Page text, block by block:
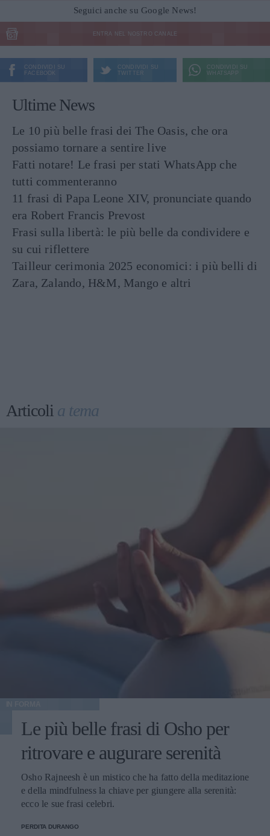
Seguici anche su Google News!
ENTRA NEL NOSTRO CANALE
CONDIVIDI SU
FACEBOOK
CONDIVIDI SU
TWITTER
CONDIVIDI SU
WHATSAPP
Ultime News
Le 10 più belle frasi dei The Oasis, che ora
possiamo tornare a sentire live
Fatti notare! Le frasi per stati WhatsApp che
tutti commenteranno
11 frasi di Papa Leone XIV, pronunciate quando
era Robert Francis Prevost
Frasi sulla libertà: le più belle da condividere e
su cui riflettere
Tailleur cerimonia 2025 economici: i più belli di
Zara, Zalando, H&M, Mango e altri
Articoli a tema
Le più belle frasi di Osho per
ritrovare e augurare serenità
Osho Rajneesh è un mistico che ha fatto della meditazione
e della mindfulness la chiave per giungere alla serenità:
ecco le sue frasi celebri.
PERDITA DURANGO